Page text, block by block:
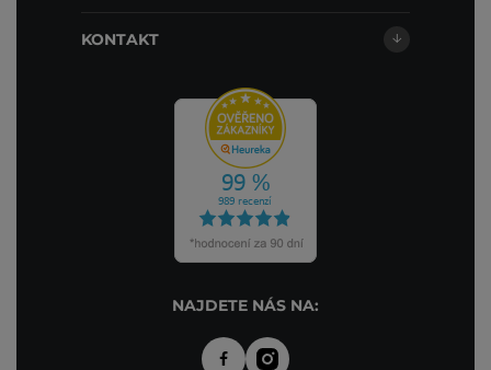
KONTAKT
NAJDETE NÁS NA: